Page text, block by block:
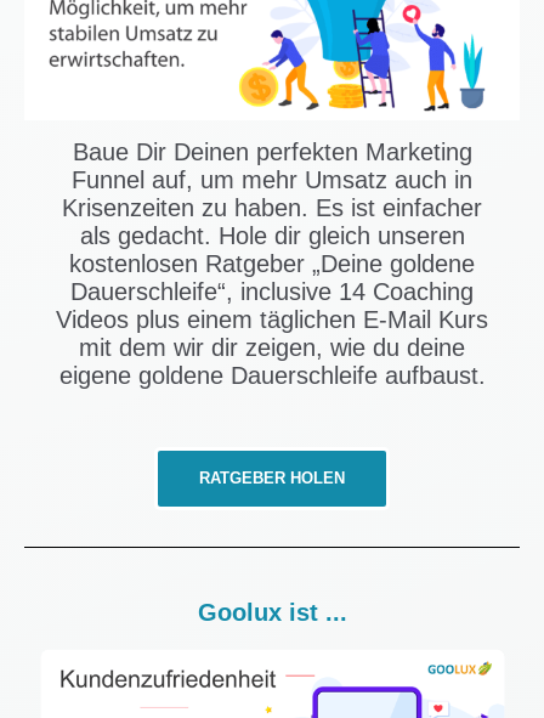
Baue Dir Deinen perfekten Marketing
Funnel auf, um mehr Umsatz auch in
Krisenzeiten zu haben. Es ist einfacher
als gedacht. Hole dir gleich unseren
kostenlosen Ratgeber „Deine goldene
Dauerschleife“, inclusive 14 Coaching
Videos plus einem täglichen E-Mail Kurs
mit dem wir dir zeigen, wie du deine
eigene goldene Dauerschleife aufbaust.
RATGEBER HOLEN
Goolux ist ...